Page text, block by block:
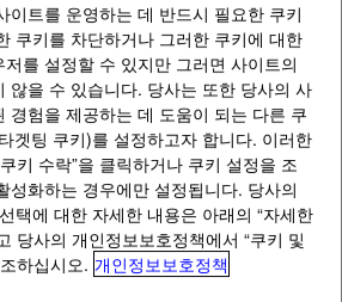
EP-2325 Surfactant?
이트를 운영하는 데 반드시 필요한 쿠키
쿠키를 차단하거나 그러한 쿠키에 대한
를 설정할 수 있지만 그러면 사이트의
않을 수 있습니다. 당사는 또한 당사의 사
경험을 제공하는 데 도움이 되는 다른 쿠
겟팅 쿠키)를 설정하고자 합니다. 이러한
키 수락”을 클릭하거나 쿠키 설정을 조
성화하는 경우에만 설정됩니다. 당사의
택에 대한 자세한 내용은 아래의 “자세한
당사의 개인정보보호정책에서 “쿠키 및
하십시오. 개인정보보호정책